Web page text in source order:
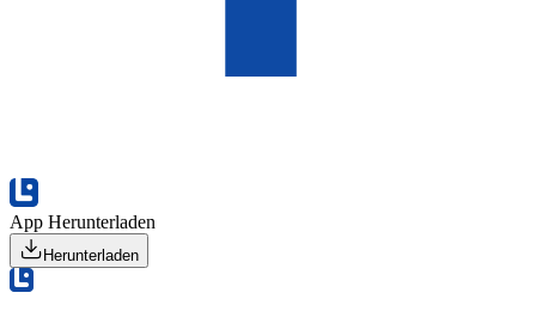
App Herunterladen
Herunterladen